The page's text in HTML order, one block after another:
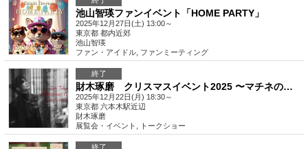
池山智瑛ファンイベント「HOME PARTY」
2025年12月27日(土) 13:00～
東京都 都内近郊
池山智瑛
ファン・アイドル ファンミーティング
終了
財木琢磨 クリスマスイベント2025 〜マチネの終わりに財木琢磨とお疲れパーティー〜
2025年12月22日(月) 18:30～
東京都 六本木駅近辺
財木琢磨
展覧会・イベント
トークショー
終了